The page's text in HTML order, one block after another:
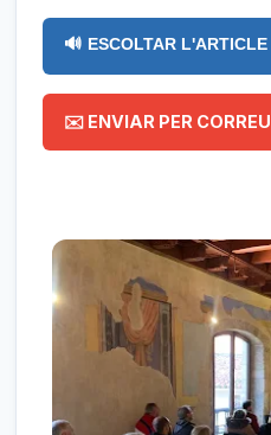
🔊 ESCOLTAR L'ARTICLE
✉️ ENVIAR PER CORREU